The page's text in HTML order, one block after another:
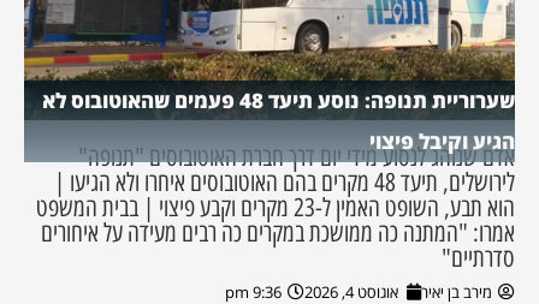
שערוריית תנופה: נוסע תיעד 48 פעמים שהאוטובוס לא
הגיע וקיבל פיצוי
אדם שנוהג לנסוע מידי יום דרך חברת האוטובוסים "תנופה"
לירושלים, תיעד 48 מקרים בהם האוטובוסים איחרו ולא הגיעו |
הוא תבע, השופט האמין ל-23 מקרים וקבע פיצוי | בבית המשפט
אמרו: "המתנה כה ממושכת במקרים כה רבים מעידה על איחורים
סדרתיים"
מירב בן יאיר אוגוסט 4, 2026 9:36 pm